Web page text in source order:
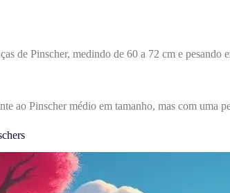
de Pinscher, medindo de 60 a 72 cm e
ao Pinscher médio em tamanho, mas com uma